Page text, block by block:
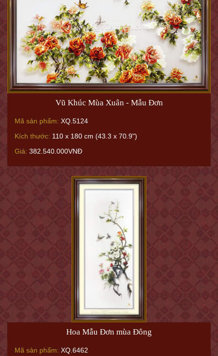
Vũ Khúc Mùa Xuân - Mẫu Đơn
Mã sản phẩm: XQ.5124
Kích thước: 110 x 180 cm (43.3 x 70.9")
Giá: 382.540.000VNĐ
Hoa Mẫu Đơn mùa Đông
Mã sản phẩm: XQ.6462